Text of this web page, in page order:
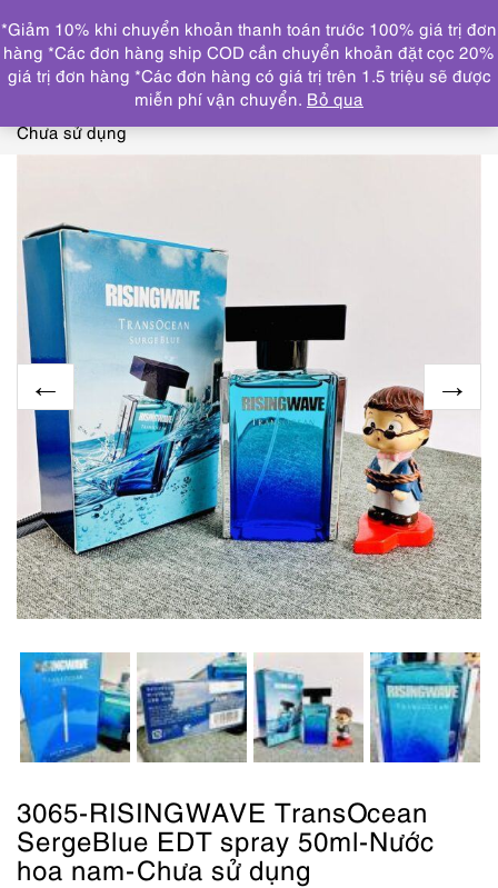
DANH MỤC
Trang chủ NƯỚC HOA
3065-RISINGWAVE
TransOcean SergeBlue EDT spray 50ml-Nước hoa nam-
Chưa sử dụng
3065-RISINGWAVE TransOcean
SergeBlue EDT spray 50ml-Nước
hoa nam-Chưa sử dụng
*Giảm 10% khi chuyển khoản thanh toán trước 100% giá trị đơn
hàng *Các đơn hàng ship COD cần chuyển khoản đặt cọc 20%
giá trị đơn hàng *Các đơn hàng có giá trị trên 1.5 triệu sẽ được
miễn phí vận chuyển. Bỏ qua